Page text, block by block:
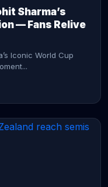
Sharma’s
— Fans Relive
Iconic World Cup